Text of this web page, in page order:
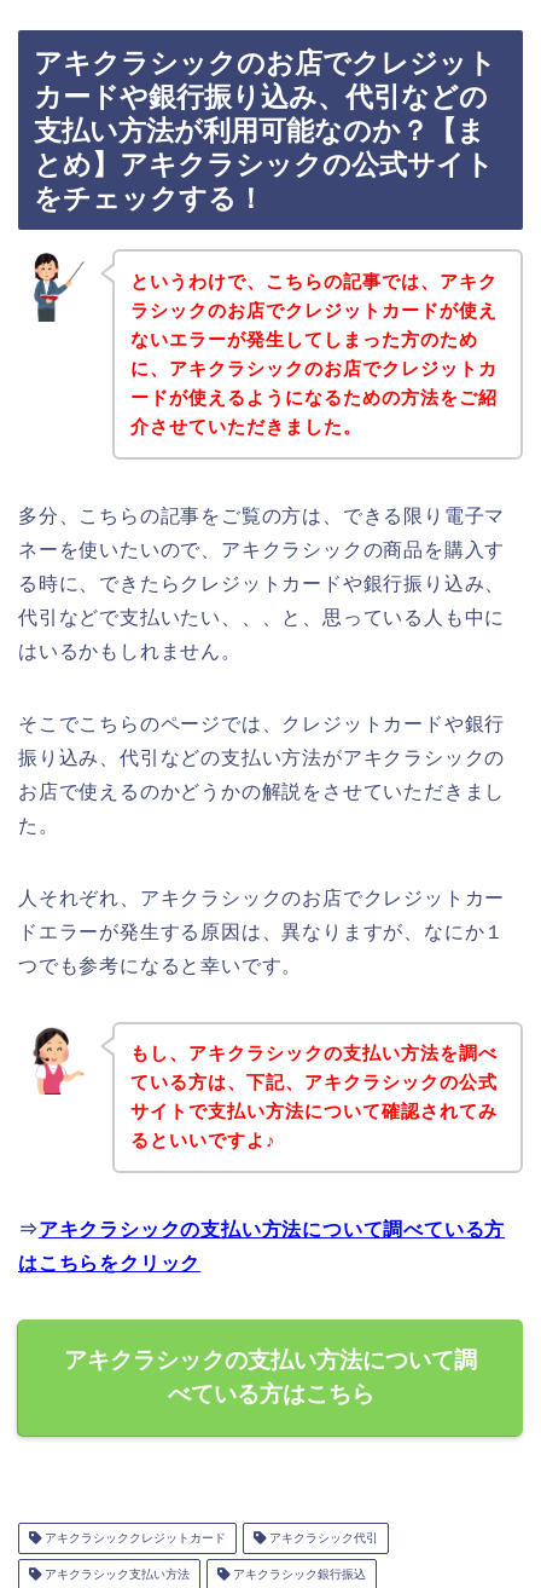
アキクラシックのお店でクレジット
カードや銀行振り込み、代引などの
支払い方法が利用可能なのか？【ま
とめ】アキクラシックの公式サイト
をチェックする！
というわけで、こちらの記事では、アキク
ラシックのお店でクレジットカードが使え
ないエラーが発生してしまった方のため
に、アキクラシックのお店でクレジットカ
ードが使えるようになるための方法をご紹
介させていただきました。
多分、こちらの記事をご覧の方は、できる限り電子マ
ネーを使いたいので、アキクラシックの商品を購入す
る時に、できたらクレジットカードや銀行振り込み、
代引などで支払いたい、、、と、思っている人も中に
はいるかもしれません。
そこでこちらのページでは、クレジットカードや銀行
振り込み、代引などの支払い方法がアキクラシックの
お店で使えるのかどうかの解説をさせていただきまし
た。
人それぞれ、アキクラシックのお店でクレジットカー
ドエラーが発生する原因は、異なりますが、なにか１
つでも参考になると幸いです。
もし、アキクラシックの支払い方法を調べ
ている方は、下記、アキクラシックの公式
サイトで支払い方法について確認されてみ
るといいですよ♪
⇒アキクラシックの支払い方法について調べている方
はこちらをクリック
アキクラシックの支払い方法について調
べている方はこちら
アキクラシッククレジットカード アキクラシック代引
アキクラシック支払い方法 アキクラシック銀行振込